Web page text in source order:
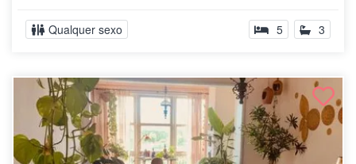
Qualquer sexo 5 3